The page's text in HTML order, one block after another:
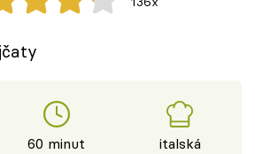
60 minut italská